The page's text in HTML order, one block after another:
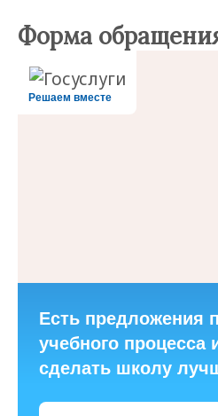
Форма
Решаем вместе
Есть предложения
учебного процесса
сделать школу